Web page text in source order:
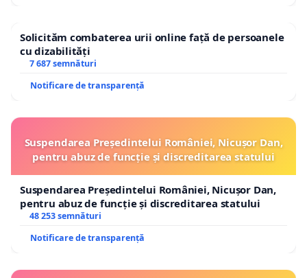
Solicităm combaterea urii online față de persoanele
cu dizabilități
7 687 semnături
Notificare de transparență
Suspendarea Președintelui României, Nicușor Dan,
pentru abuz de funcție și discreditarea statului
Suspendarea Președintelui României, Nicușor Dan,
pentru abuz de funcție și discreditarea statului
48 253 semnături
Notificare de transparență